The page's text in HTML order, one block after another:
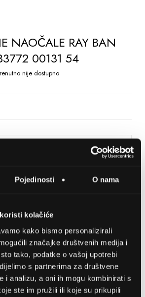
Pojedinosti O nama
kolačiće
kako bismo personalizirali
značajke društvenih medija i
tako, podatke o vašoj upotrebi
s partnerima za društvene
i analizu, a oni ih mogu kombinirati s
ste im pružili ili koje su prikupili
NAOČALE RAY BAN
00131 54
nije dostupno
SPREMITE NA LISTU ŽELJA